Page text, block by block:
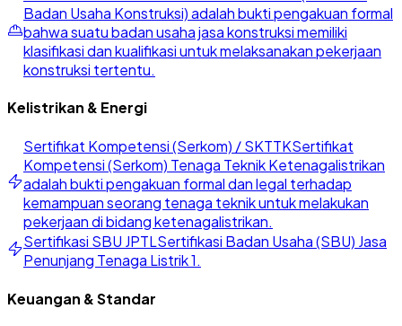
Badan Usaha Konstruksi) adalah bukti pengakuan formal
bahwa suatu badan usaha jasa konstruksi memiliki
klasifikasi dan kualifikasi untuk melaksanakan pekerjaan
konstruksi tertentu.
Kelistrikan & Energi
Sertifikat Kompetensi (Serkom) / SKTTKSertifikat
Kompetensi (Serkom) Tenaga Teknik Ketenagalistrikan
adalah bukti pengakuan formal dan legal terhadap
kemampuan seorang tenaga teknik untuk melakukan
pekerjaan di bidang ketenagalistrikan.
Sertifikasi SBU JPTLSertifikasi Badan Usaha (SBU) Jasa
Penunjang Tenaga Listrik 1.
Keuangan & Standar